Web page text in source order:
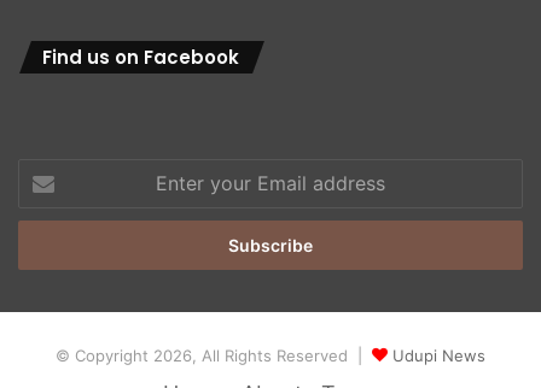
Find us on Facebook
Enter
your
Email
© Copyright 2026, All Rights Reserved | Udupi News